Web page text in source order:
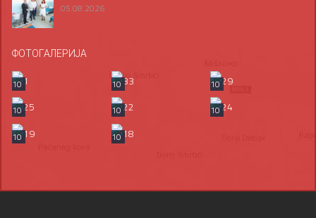
05.08.2026
ФОТОГАЛЕРИЈА
10 10
10
10
10
10
10
10